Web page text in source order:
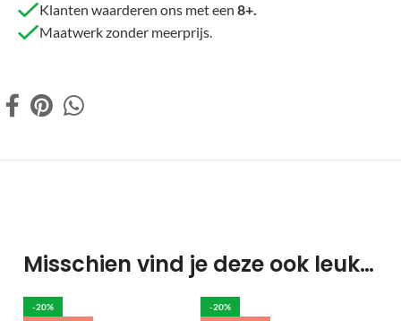
Klanten waarderen ons met een 8+.
Maatwerk zonder meerprijs.
Misschien vind je deze ook leuk…
-20% -20%